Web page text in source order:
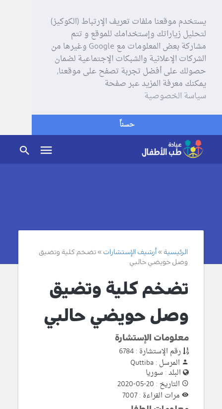
يستخدم موقعنا ملفات تعريف الإرتباط (الكوكيز)
لتحليل زياراتك وإستخدامك للموقع و تتم
مشاركة بعض المعلومات مع Google وغيرها من
الشركات الإعلانية والشبكات الإجتماعية لضمان
حصولك على أفضل تجربة تصفح على موقعنا,
يمكنك معرفة المزيد عبر صفحة
سياسة الخصوصية
حسناً
الرئيسية أرشيف الإستشارات
تضخم كلية وتضيق
وصل حويضي حالبي
تضخم كلية وتضيق
وصل حويضي حالبي
معلومات الإستشارة
رقم الإستشارة : 6784
المرسل : Quttiba
البلد : سوريا
التاريخ : 20-05-2020
مرات القراءة : 7007